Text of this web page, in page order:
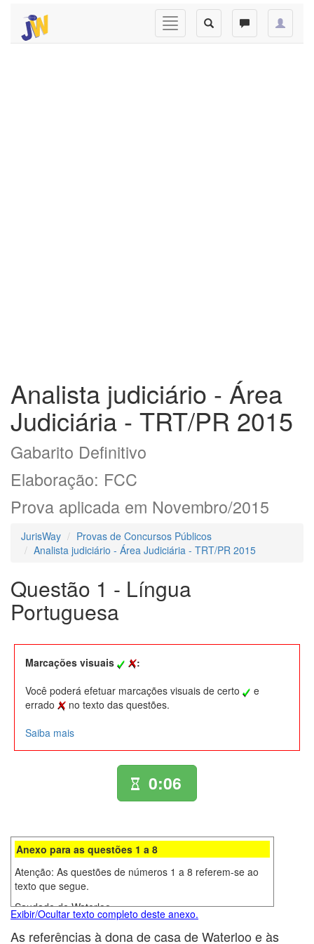
Analista judiciário - Área
Judiciária - TRT/PR 2015
Gabarito Definitivo
Elaboração: FCC
Prova aplicada em Novembro/2015
JurisWay
Provas de Concursos Públicos
Analista judiciário - Área Judiciária - TRT/PR 2015
Questão 1 - Língua
Portuguesa
Marcações visuais
:
Você poderá efetuar marcações visuais de certo
e
errado
no texto das questões.
Saiba mais
0:06
Anexo para as questões 1 a 8
Atenção: As questões de números 1 a 8 referem-se ao
texto que segue.
Saudade de Waterloo
Exibir/Ocultar texto completo deste anexo.
As referências à dona de casa de Waterloo e às